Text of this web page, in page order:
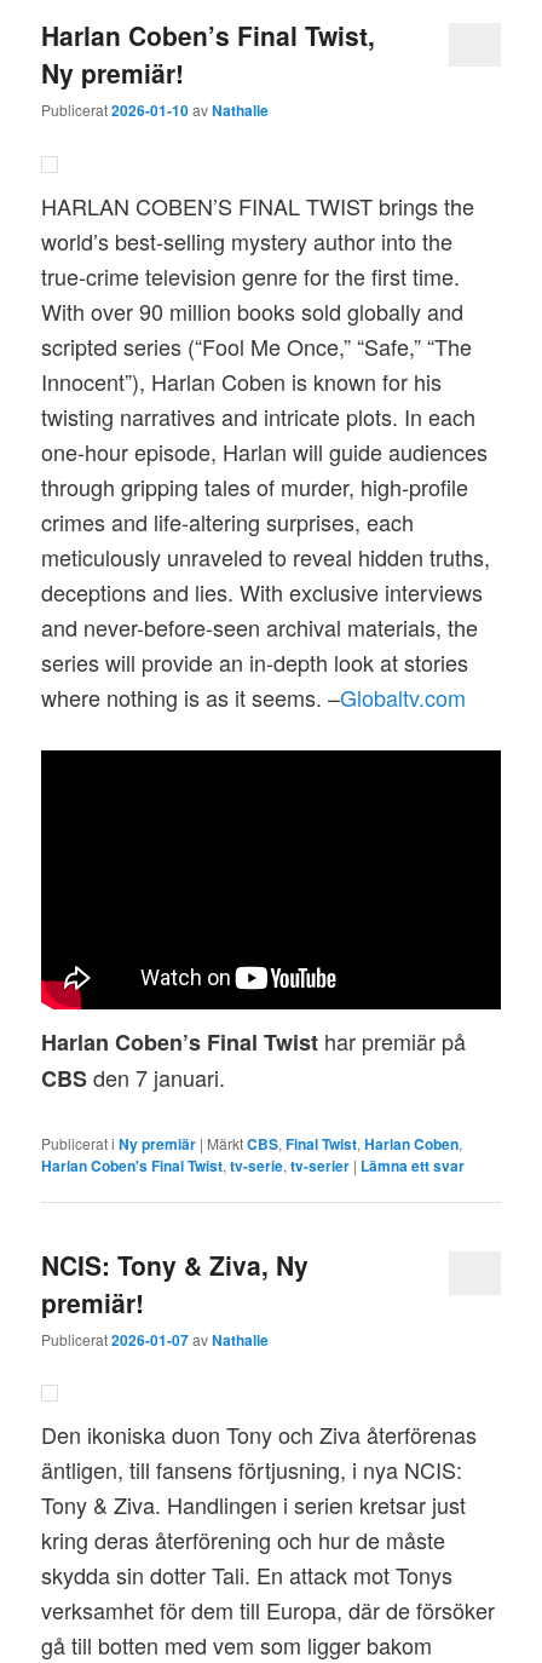
Harlan Coben’s Final Twist,
Ny premiär!
Publicerat2026-01-10avNathalie
HARLAN COBEN’S FINAL TWIST brings the
world’s best-selling mystery author into the
true-crime television genre for the first time.
With over 90 million books sold globally and
scripted series (“Fool Me Once,” “Safe,” “The
Innocent”), Harlan Coben is known for his
twisting narratives and intricate plots. In each
one-hour episode, Harlan will guide audiences
through gripping tales of murder, high-profile
crimes and life-altering surprises, each
meticulously unraveled to reveal hidden truths,
deceptions and lies. With exclusive interviews
and never-before-seen archival materials, the
series will provide an in-depth look at stories
where nothing is as it seems. –Globaltv.com
Harlan Coben’s Final Twist har premiär på
CBSden 7 januari.
Publicerat i Ny premiär | MärktCBS,Final Twist,Harlan Coben,
Harlan Coben's Final Twist,tv-serie,tv-serier | Lämna ett svar
NCIS: Tony & Ziva, Ny
premiär!
Publicerat2026-01-07avNathalie
Den ikoniska duon Tony och Ziva återförenas
äntligen, till fansens förtjusning, i nya NCIS:
Tony & Ziva. Handlingen i serien kretsar just
kring deras återförening och hur de måste
skydda sin dotter Tali. En attack mot Tonys
verksamhet för dem till Europa, där de försöker
gå till botten med vem som ligger bakom